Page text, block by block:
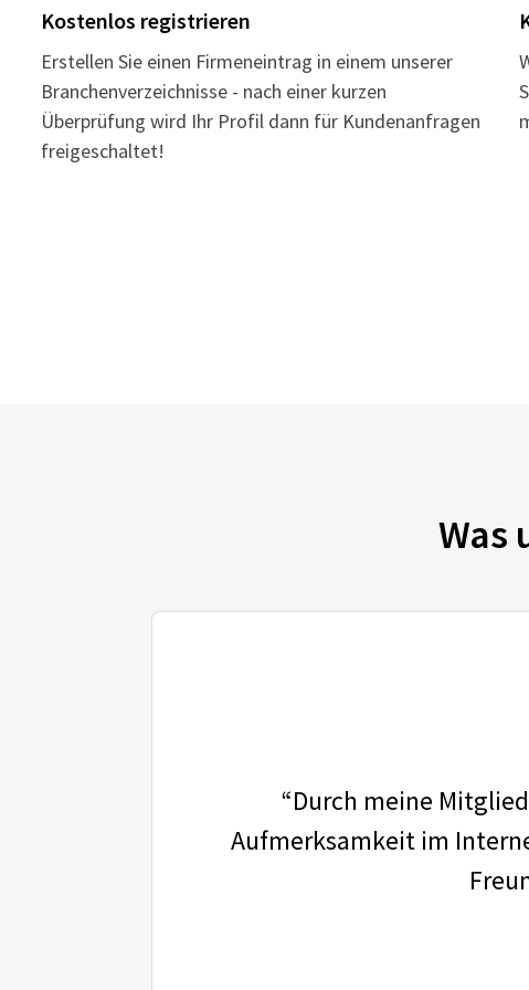
Kostenlos registrieren
Erstellen Sie einen Firmeneintrag in einem unserer
Branchenverzeichnisse - nach einer kurzen
Überprüfung wird Ihr Profil dann für Kundenanfragen
freigeschaltet!
Was
“Durch meine
Aufmerksamkeit im